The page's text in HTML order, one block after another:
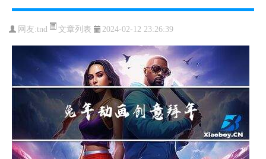
网友:tnd 文章列表 2024-02-12 23:26:39